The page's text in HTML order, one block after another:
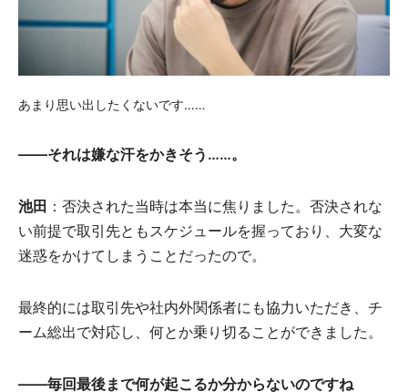
あまり思い出したくないです……
――それは嫌な汗をかきそう……。
池田 ：否決された当時は本当に焦りました。否決されな
い前提で取引先ともスケジュールを握っており、大変な
迷惑をかけてしまうことだったので。
最終的には取引先や社内外関係者にも協力いただき、チ
ーム総出で対応し、何とか乗り切ることができました。
――毎回最後まで何が起こるか分からないのですね